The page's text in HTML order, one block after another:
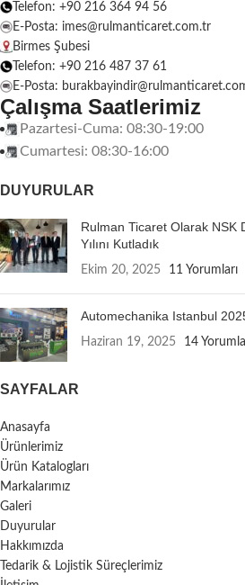
Telefon: +90 216 364 94 56
E-Posta: imes@rulmanticaret.com.tr
Birmes Şubesi
Telefon: +90 216 487 37 61
E-Posta:
Çalışma Saatlerimiz
Pazartesi-Cuma: 08:30-19:00
Cumartesi: 08:30-16:00
DUYURULAR
Rulman Ticaret Olarak NSK
Yılını Kutladık
Ekim 20, 2025 11 Yorumları
Automechanika Istanbul
Haziran 19, 2025 14
SAYFALAR
Anasayfa
Ürünlerimiz
Ürün Katalogları
Markalarımız
Galeri
Duyurular
Hakkımızda
Tedarik & Lojistik Süreçlerimiz